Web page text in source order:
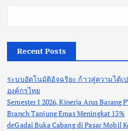
Recent Posts
ระบบอัตโนมัติอัจฉริยะ ก้าวสู่ความได้เ
องค์กรไทย
Semester I 2026, Kinerja Arus Barang
Branch Tanjung Emas Meningkat 13%
deGadai Buka Cabang di Pasar Mobil